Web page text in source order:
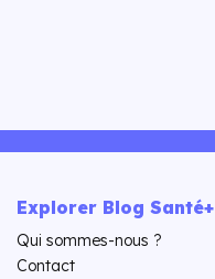
Explorer Blog Santé+
Qui sommes-nous ?
Contact